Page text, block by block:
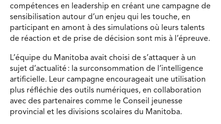
compétences en leadership en créant une campagne de
sensibilisation autour d’un enjeu qui les touche, en
participant en amont à des simulations où leurs talents
de réaction et de prise de décision sont mis à l’épreuve.
L’équipe du Manitoba avait choisi de s’attaquer à un
sujet d’actualité : la surconsommation de l’intelligence
artificielle. Leur campagne encourageait une utilisation
plus réfléchie des outils numériques, en collaboration
avec des partenaires comme le Conseil jeunesse
provincial et les divisions scolaires du Manitoba.